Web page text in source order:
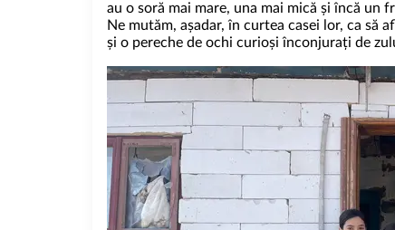
au o soră mai mare, una mai mică și încă un
Ne mutăm, așadar, în curtea casei lor, ca să
și o pereche de ochi curioși înconjurați de